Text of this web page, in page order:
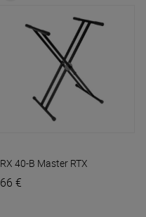
RX 40-B Master RTX
66 €